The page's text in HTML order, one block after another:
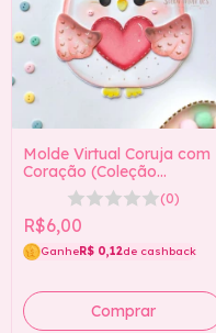
Molde Virtual Coruja com
Coração (Coleção
Corujas)
(0)
R$6,00
GanheR$ 0,12de cashback